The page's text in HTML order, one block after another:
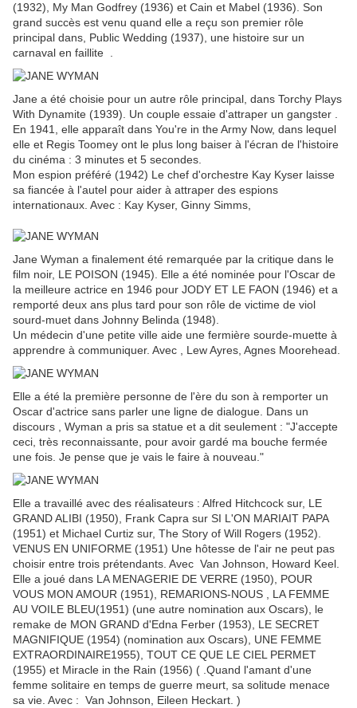
(1932), My Man Godfrey (1936) et Cain et Mabel (1936). Son
grand succès est venu quand elle a reçu son premier rôle
principal dans, Public Wedding (1937), une histoire sur un
carnaval en faillite .
Jane a été choisie pour un autre rôle principal, dans Torchy Plays
With Dynamite (1939). Un couple essaie d'attraper un gangster .
En 1941, elle apparaît dans You're in the Army Now, dans lequel
elle et Regis Toomey ont le plus long baiser à l'écran de l'histoire
du cinéma : 3 minutes et 5 secondes.
Mon espion préféré (1942) Le chef d'orchestre Kay Kyser laisse
sa fiancée à l'autel pour aider à attraper des espions
internationaux. Avec : Kay Kyser, Ginny Simms,
Jane Wyman a finalement été remarquée par la critique dans le
film noir, LE POISON (1945). Elle a été nominée pour l'Oscar de
la meilleure actrice en 1946 pour JODY ET LE FAON (1946) et a
remporté deux ans plus tard pour son rôle de victime de viol
sourd-muet dans Johnny Belinda (1948).
Un médecin d'une petite ville aide une fermière sourde-muette à
apprendre à communiquer. Avec , Lew Ayres, Agnes Moorehead.
Elle a été la première personne de l'ère du son à remporter un
Oscar d'actrice sans parler une ligne de dialogue. Dans un
discours , Wyman a pris sa statue et a dit seulement : "J'accepte
ceci, très reconnaissante, pour avoir gardé ma bouche fermée
une fois. Je pense que je vais le faire à nouveau."
Elle a travaillé avec des réalisateurs : Alfred Hitchcock sur, LE
GRAND ALIBI (1950), Frank Capra sur SI L'ON MARIAIT PAPA
(1951) et Michael Curtiz sur, The Story of Will Rogers (1952).
VENUS EN UNIFORME (1951) Une hôtesse de l'air ne peut pas
choisir entre trois prétendants. Avec Van Johnson, Howard Keel.
Elle a joué dans LA MENAGERIE DE VERRE (1950), POUR
VOUS MON AMOUR (1951), REMARIONS-NOUS , LA FEMME
AU VOILE BLEU(1951) (une autre nomination aux Oscars), le
remake de MON GRAND d'Edna Ferber (1953), LE SECRET
MAGNIFIQUE (1954) (nomination aux Oscars), UNE FEMME
EXTRAORDINAIRE1955), TOUT CE QUE LE CIEL PERMET
(1955) et Miracle in the Rain (1956) ( .Quand l'amant d'une
femme solitaire en temps de guerre meurt, sa solitude menace
sa vie. Avec : Van Johnson, Eileen Heckart. )